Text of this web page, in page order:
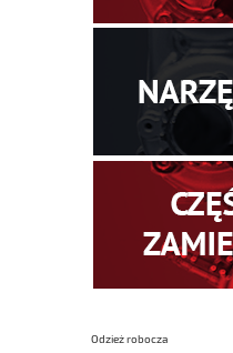
Odzież robocza